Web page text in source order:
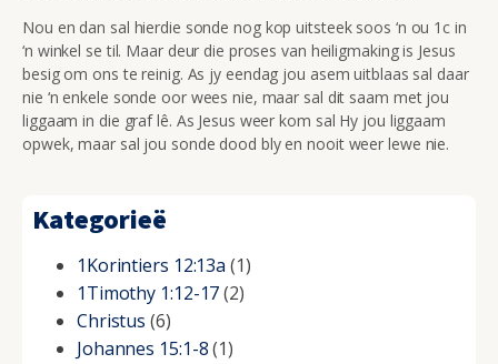
Nou en dan sal hierdie sonde nog kop uitsteek soos ‘n ou 1c in
‘n winkel se til. Maar deur die proses van heiligmaking is Jesus
besig om ons te reinig. As jy eendag jou asem uitblaas sal daar
nie ‘n enkele sonde oor wees nie, maar sal dit saam met jou
liggaam in die graf lê. As Jesus weer kom sal Hy jou liggaam
opwek, maar sal jou sonde dood bly en nooit weer lewe nie.
Kategorieë
1Korintiers 12:13a (1)
1Timothy 1:12-17(2)
Christus (6)
Johannes 15:1-8(1)